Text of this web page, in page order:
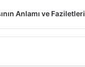
Anlamı ve Faziletleri